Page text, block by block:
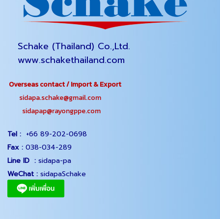
Schake (Thailand) Co.,Ltd.
www.schakethailand.com
Overseas contact / Import & Export
sidapa.schake@gmail.com
sidapap@rayongppe.com
Tel : +66 89-202-0698
Fax : 038-034-289
Line ID : sidapa-pa
WeChat : sidapaSchake